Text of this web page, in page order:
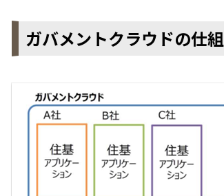
ガバメントクラウドの仕